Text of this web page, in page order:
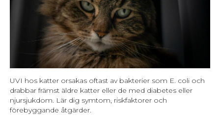
UVI hos katter orsakas oftast av bakterier som E. coli och
drabbar främst äldre katter eller de med diabetes eller
njursjukdom. Lär dig symtom, riskfaktorer och
förebyggande åtgärder.